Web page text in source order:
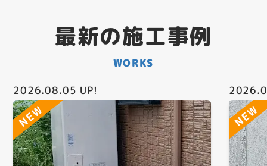
最新の施工事例
WORKS
2026.08.05 UP!